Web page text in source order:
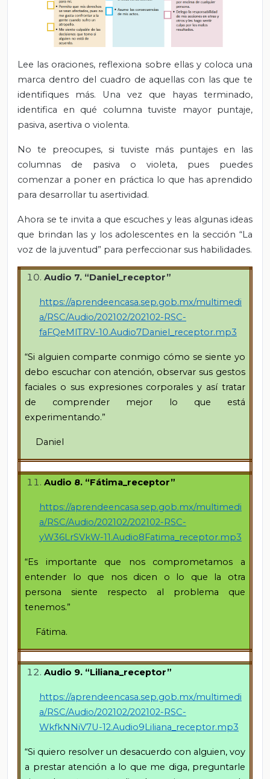
Lee las oraciones, reflexiona sobre ellas y coloca una
marca dentro del cuadro de aquellas con las que te
identifiques más. Una vez que hayas terminado,
identifica en qué columna tuviste mayor puntaje,
pasiva, asertiva o violenta.
No te preocupes, si tuviste más puntajes en las
columnas de pasiva o violeta, pues puedes
comenzar a poner en práctica lo que has aprendido
para desarrollar tu asertividad.
Ahora se te invita a que escuches y leas algunas ideas
que brindan las y los adolescentes en la sección “La
voz de la juventud” para perfeccionar sus habilidades.
Audio 7. “Daniel_receptor”
https://aprendeencasa.sep.gob.mx/multimedi
a/RSC/Audio/202102/202102-RSC-
faFQeMlTRV-10.Audio7Daniel_receptor.mp3
“Si alguien comparte conmigo cómo se siente yo
debo escuchar con atención, observar sus gestos
faciales o sus expresiones corporales y así tratar
de comprender mejor lo que está
experimentando.”
Daniel
Audio 8. “Fátima_receptor”
https://aprendeencasa.sep.gob.mx/multimedi
a/RSC/Audio/202102/202102-RSC-
yW36LrSVkW-11.Audio8Fatima_receptor.mp3
“Es importante que nos comprometamos a
entender lo que nos dicen o lo que la otra
persona siente respecto al problema que
tenemos.”
Fátima.
Audio 9. “Liliana_receptor”
https://aprendeencasa.sep.gob.mx/multimedi
a/RSC/Audio/202102/202102-RSC-
WkfkNNiV7U-12.Audio9Liliana_receptor.mp3
“Si quiero resolver un desacuerdo con alguien, voy
a prestar atención a lo que me diga, preguntarle